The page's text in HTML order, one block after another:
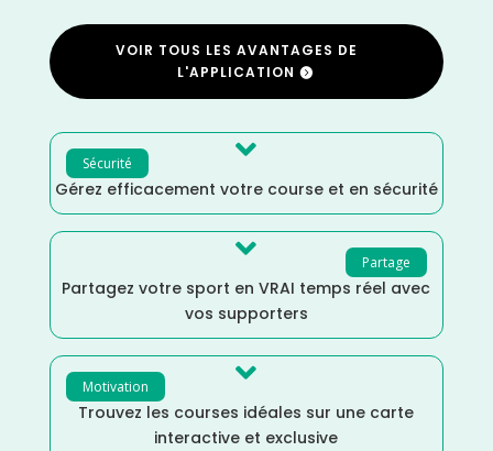
VOIR TOUS LES AVANTAGES DE
L'APPLICATION
Sécurité 
Gérez efficacement votre course et en sécurité
Partage

Partagez votre sport en VRAI temps réel avec
vos supporters
Motivation 
Trouvez les courses idéales sur une carte
interactive et exclusive